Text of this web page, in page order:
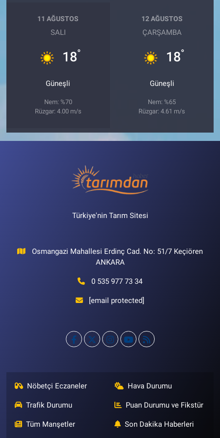
11 AĞUSTOS
SALI
18°
Güneşli
Nem: %70
Rüzgar: 4.00 m/s
12 AĞUSTOS
ÇARŞAMBA
18°
Güneşli
Nem: %65
Rüzgar: 4.61 m/s
Türkiye'nin Tarım Sitesi
Osmangazi Mahallesi Erdinç Cad. No: 51/7 Keçiören
ANKARA
0 535 977 73 34
[email protected]
Nöbetçi Eczaneler Hava Durumu
Trafik Durumu Puan Durumu ve Fikstür
Tüm Manşetler Son Dakika Haberleri